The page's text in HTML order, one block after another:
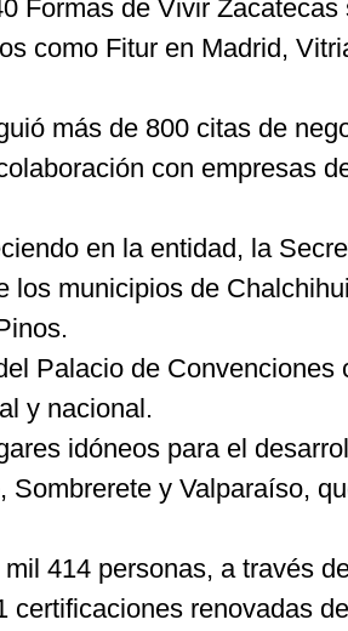
Formas de Vivir
como Fitur en Madrid,
más de 800 citas de
con empresas
en la entidad, la
municipios de
Palacio de
y nacional.
idóneos para el
y Valparaíso,
414 personas, a través
renovadas